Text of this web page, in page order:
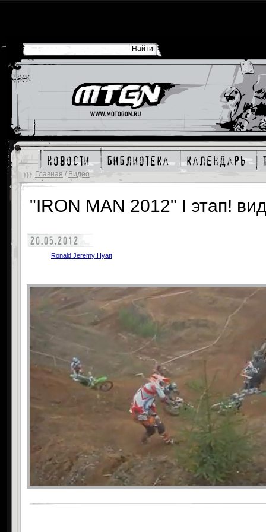
новости библиотека календарь
Главная / Видео
"IRON MAN 2012" I этап!
20.05.2012
Ronald Jeremy Hyatt